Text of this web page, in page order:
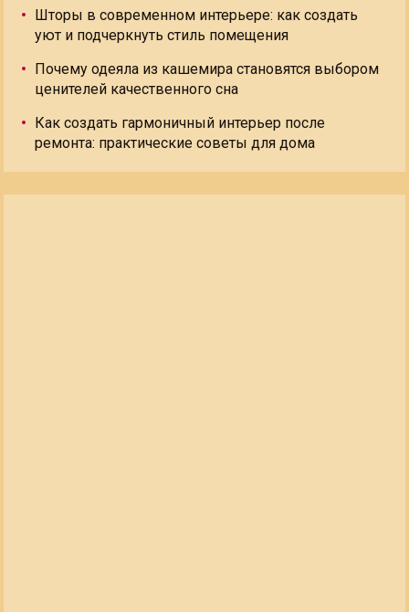
Шторы в современном интерьере: как создать
уют и подчеркнуть стиль помещения
Почему одеяла из кашемира становятся выбором
ценителей качественного сна
Как создать гармоничный интерьер после
ремонта: практические советы для дома